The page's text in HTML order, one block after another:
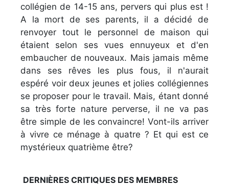
collégien de 14-15 ans, pervers qui plus est !
A la mort de ses parents, il a décidé de
renvoyer tout le personnel de maison qui
étaient selon ses vues ennuyeux et d'en
embaucher de nouveaux. Mais jamais même
dans ses rêves les plus fous, il n'aurait
espéré voir deux jeunes et jolies collégiennes
se proposer pour le travail. Mais, étant donné
sa très forte nature perverse, il ne va pas
être simple de les convaincre! Vont-ils arriver
à vivre ce ménage à quatre ? Et qui est ce
mystérieux quatrième être?
DERNIÈRES CRITIQUES DES MEMBRES